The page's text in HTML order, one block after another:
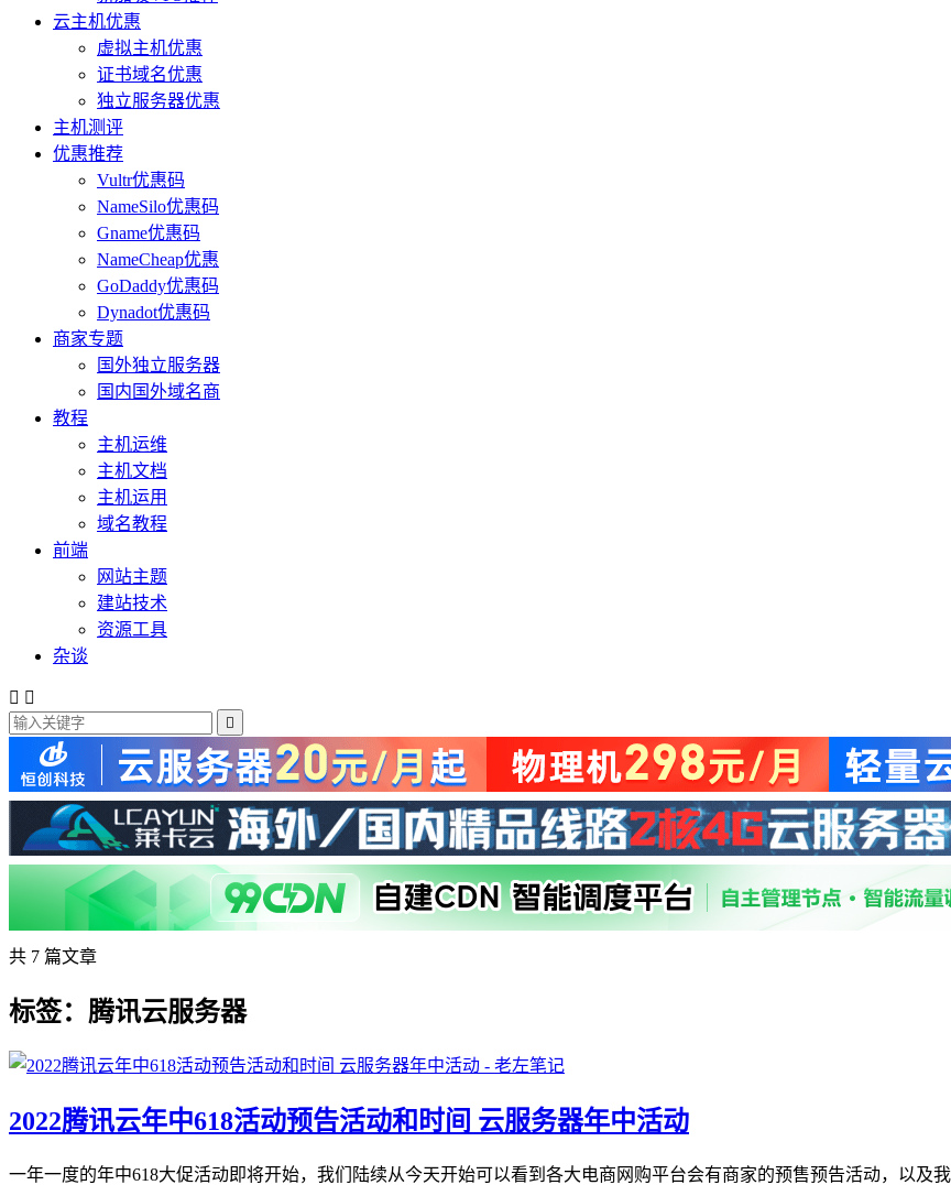
云主机优惠
虚拟主机优惠
证书域名优惠
独立服务器优惠
主机测评
优惠推荐
Vultr优惠码
NameSilo优惠码
Gname优惠码
NameCheap优惠
GoDaddy优惠码
Dynadot优惠码
商家专题
国外独立服务器
国内国外域名商
教程
主机运维
主机文档
主机运用
域名教程
前端
网站主题
建站技术
资源工具
杂谈
 

共 7 篇文章
标签：腾讯云服务器
2022腾讯云年中618活动预告活动和时间 云服务器年中活动
一年一度的年中618大促活动即将开始，我们陆续从今天开始可以看到各大电商网购平台会有商家的预售预告活动，以及